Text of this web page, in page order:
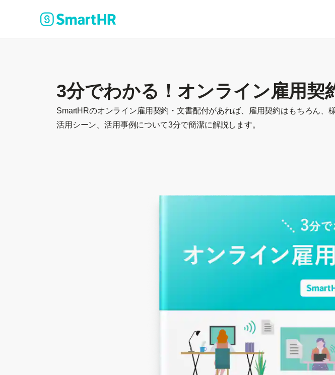
3分でわかる！オンライン雇用契
SmartHRのオンライン雇用契約・文書配付があれば、雇用契約はもちろん、
活用シーン、活用事例について3分で簡潔に解説します。